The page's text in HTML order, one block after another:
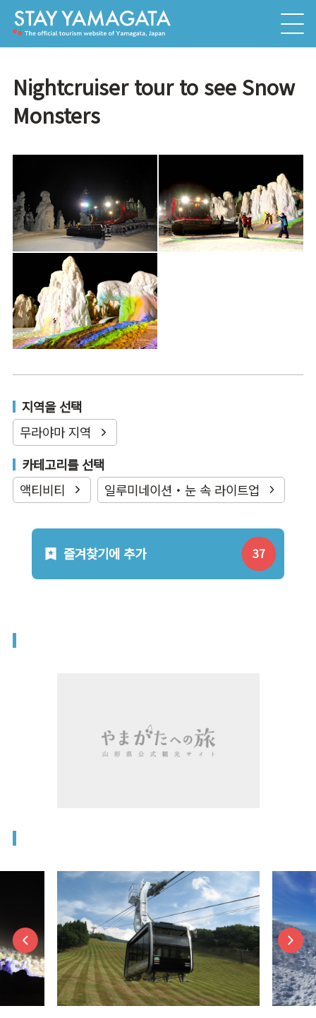
Nightcruiser tour to see Snow
Monsters
지역을 선택
무라야마 지역
카테고리를 선택
액티비티
일루미네이션・눈 속 라이트업
즐겨찾기에 추가